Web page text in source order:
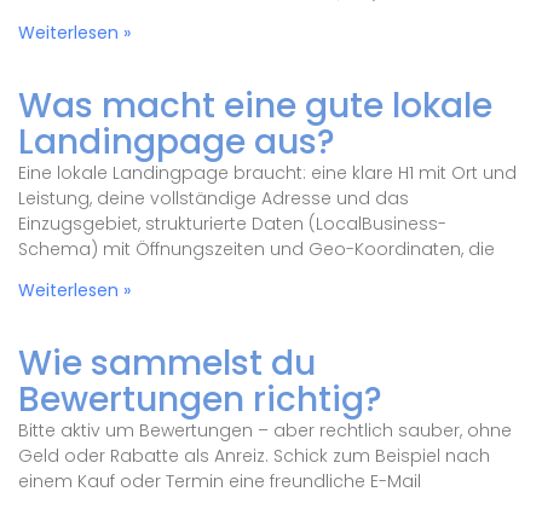
Weiterlesen »
Was macht eine gute lokale
Landingpage aus?
Eine lokale Landingpage braucht: eine klare H1 mit Ort und
Leistung, deine vollständige Adresse und das
Einzugsgebiet, strukturierte Daten (LocalBusiness-
Schema) mit Öffnungszeiten und Geo-Koordinaten, die
Weiterlesen »
Wie sammelst du
Bewertungen richtig?
Bitte aktiv um Bewertungen – aber rechtlich sauber, ohne
Geld oder Rabatte als Anreiz. Schick zum Beispiel nach
einem Kauf oder Termin eine freundliche E-Mail